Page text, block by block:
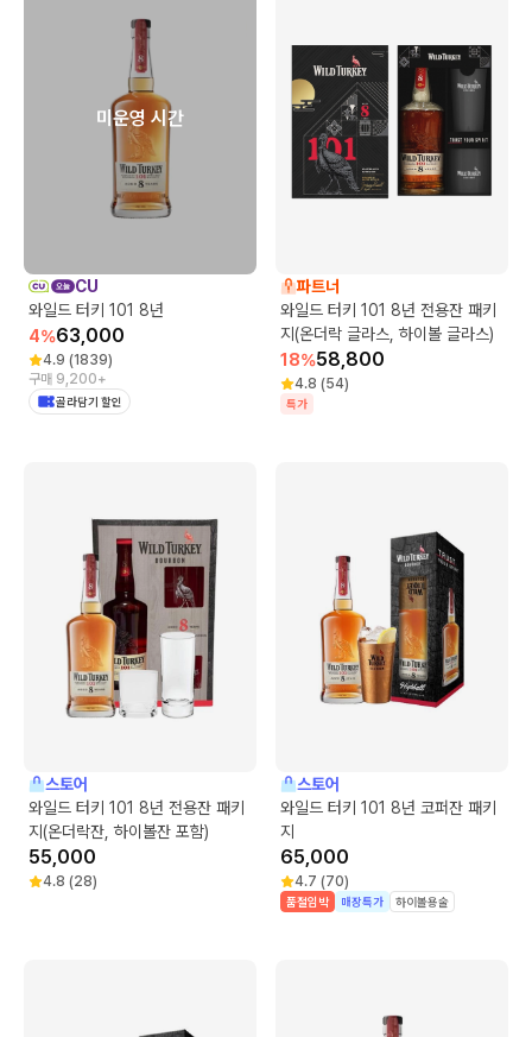
미운영 시간
CU
와일드 터키 101 8년
4%63,000
4.9 (1839)
구매 9,200+
골라담기 할인
파트너
와일드 터키 101 8년 전용잔 패키
지(온더락 글라스, 하이볼 글라스)
18%58,800
4.8 (54)
특가
스토어
와일드 터키 101 8년 전용잔 패키
지(온더락잔, 하이볼잔 포함)
55,000
4.8 (28)
스토어
와일드 터키 101 8년 코퍼잔 패키
지
65,000
4.7 (70)
품절임박 매장특가 하이볼용술